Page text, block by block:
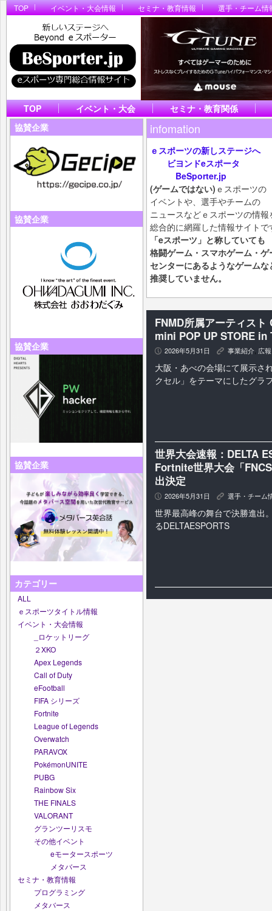
TOP イベント・大会情報 セミナ・教育情報 選手・チーム情
TOP イベント・大会
セミナ・教育関係
協賛企業
協賛企業
協賛企業
協賛企業
カテゴリー
ALL
ｅスポーツタイトル情報
イベント・大会情報
_ロケットリーグ
２XKO
Apex Legends
Call of Duty
eFootball
FIFA シリーズ
Fortnite
League of Legends
Overwatch
PARAVOX
PokémonUNITE
PUBG
Rainbow Six
THE FINALS
VALORANT
グランツーリスモ
その他イベント
eモータースポーツ
メタバース
セミナ・教育情報
プログラミング
メタバース
infomation
ｅスポーツの新しステージへ
ビヨンドeスポータ
BeSporter.jp
(ゲームではない) ｅスポーツの
イベントや、選手やチームの
ニュースなどｅスポーツの情報
総合的に網羅した情報サイトで
「eスポーツ」と称していても
格闘ゲーム・スマホゲーム・ゲ
センターにあるようなゲームな
推奨していません。
FNMD所属アーティス
mini POP UP STORE in
P 2026年5月31日 K 事業紹介 広
大阪・あべの会場にて展示さ
クセル」をテーマにしたグラ
世界大会速報：DELTA
Fortnite世界大会「
出決定
P 2026年5月31日 K 選手・チーム
世界最高峰の舞台で決勝進出
るDELTAESPORTS